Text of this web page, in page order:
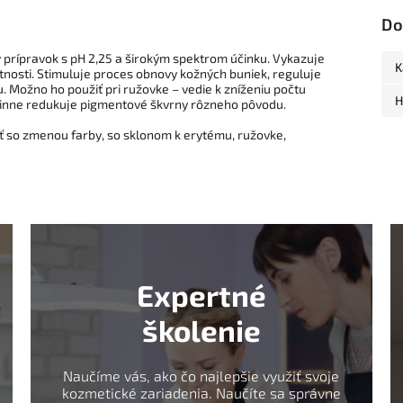
s pH 2,25 a širokým spektrom účinku. Vykazuje
Stimuluje proces obnovy kožných buniek, reguluje
ho použiť pri ružovke – vedie k zníženiu počtu
redukuje pigmentové škvrny rôzneho pôvodu.
zmenou farby, so sklonom k erytému, ružovke,
Expertné
školenie
Naučíme vás, ako čo najlepšie využiť svoje
kozmetické zariadenia. Naučíte sa správne